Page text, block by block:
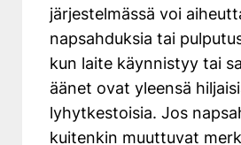
järjestelmässä voi
napsahduksia tai
kun laite käynnistyy tai
äänet ovat yleensä
lyhytkestoisia. Jos
kuitenkin muuttuvat